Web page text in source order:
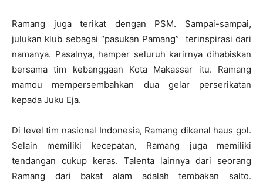
Ramang juga terikat dengan PSM. Sampai-sampai,
julukan klub sebagai “pasukan Pamang” terinspirasi dari
namanya. Pasalnya, hamper seluruh karirnya dihabiskan
bersama tim kebanggaan Kota Makassar itu. Ramang
mamou mempersembahkan dua gelar perserikatan
kepada Juku Eja.
Di level tim nasional Indonesia, Ramang dikenal haus gol.
Selain memiliki kecepatan, Ramang juga memiliki
tendangan cukup keras. Talenta lainnya dari seorang
Ramang dari bakat alam adalah tembakan salto.